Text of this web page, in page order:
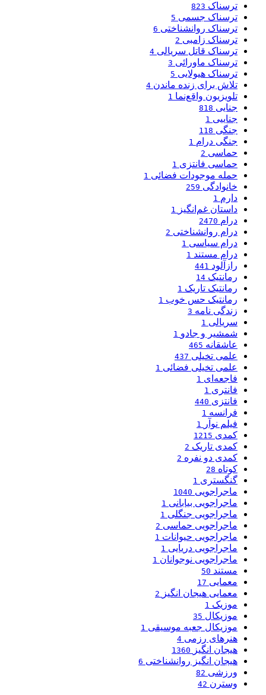
ترسناک 823
ترسناک جسمی 5
ترسناک روانشناختی 6
ترسناک زامبی 2
ترسناک قاتل سریالی 4
ترسناک ماورائی 3
ترسناک هیولایی 5
تلاش برای زنده ماندن 4
تلویزیون واقع‌نما 1
جنایی 818
جناییی 1
جنگی 118
جنگی درام 1
حماسی 2
حماسی فانتزی 1
حمله موجودات فضائی 1
خانوادگی 259
دارم 1
داستان غم‌انگیز 1
درام 2470
درام روانشناختی 2
درام سیاسی 1
درام مستند 1
رازآلود 441
رمانتیک 14
رمانتیک تاریک 1
رمانتیک حس خوب 1
زندگی نامه 3
سریالی 1
شمشیر و جادو 1
عاشقانه 465
علمی تخیلی 437
علمی تخیلی فضائی 1
فاجعه‌ای 1
فانتری 1
فانتزی 440
فرانسه 1
فیلم نوآر 1
کمدی 1215
کمدی تاریک 2
کمدی دو نفره 2
کوتاه 28
گنگستری 1
ماجراجویی 1040
ماجراجویی بیابانی 1
ماجراجویی جنگلی 1
ماجراجویی حماسی 2
ماجراجویی حیوانات 1
ماجراجویی دریایی 1
ماجراجویی نوجوانان 1
مستند 50
معمایی 17
معمایی هیجان انگیز 2
موزیک 1
موزیکال 35
موزیکال جعبه موسیقی 1
هنرهای رزمی 4
هیجان انگیز 1360
هیجان انگیز روانشناختی 6
ورزشی 82
وسترن 42